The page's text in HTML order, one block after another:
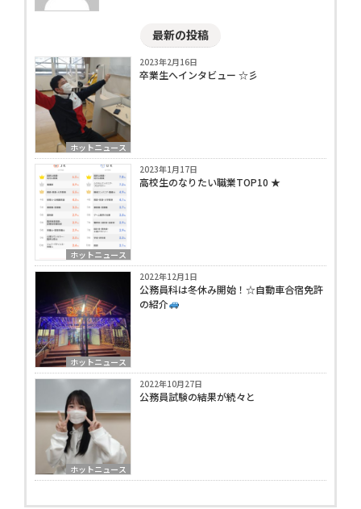
最新の投稿
ホットニュース
2023年2月16日
卒業生へインタビュー ☆彡
ホットニュース
2023年1月17日
高校生のなりたい職業TOP10 ★
ホットニュース
2022年12月1日
公務員科は冬休み開始！☆自動車合宿免許
の紹介
ホットニュース
2022年10月27日
公務員試験の結果が続々と